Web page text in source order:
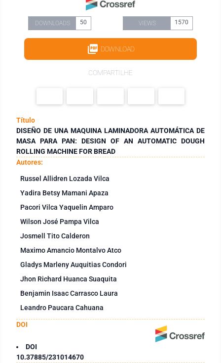
DOWNLOADS 50 VIEWS 1570
DOWNLOAD
COMPARTILHE
Título
DISEÑO DE UNA MAQUINA LAMINADORA AUTOMÁTICA DE
MASA PARA PAN: DESIGN OF AN AUTOMATIC DOUGH
ROLLING MACHINE FOR BREAD
Autores:
Russel Allidren Lozada Vilca
Yadira Betsy Mamani Apaza
Pacori Vilca Yaquelin Amparo
Wilson José Pampa Vilca
Josmell Tito Calderon
Maximo Amancio Montalvo Atco
Gladys Marleny Auquitias Condori
Jhon Richard Huanca Suaquita
Benjamin Isaac Carrasco Laura
Leandro Paucara Cahuana
DOI
DOI
10.37885/231014670